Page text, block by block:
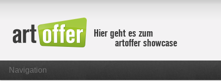
Hier geht es zum
artoffer showcase
Navigation